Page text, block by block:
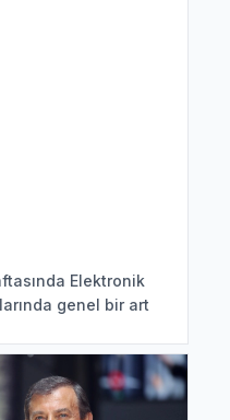
Elektronik
genel bir art